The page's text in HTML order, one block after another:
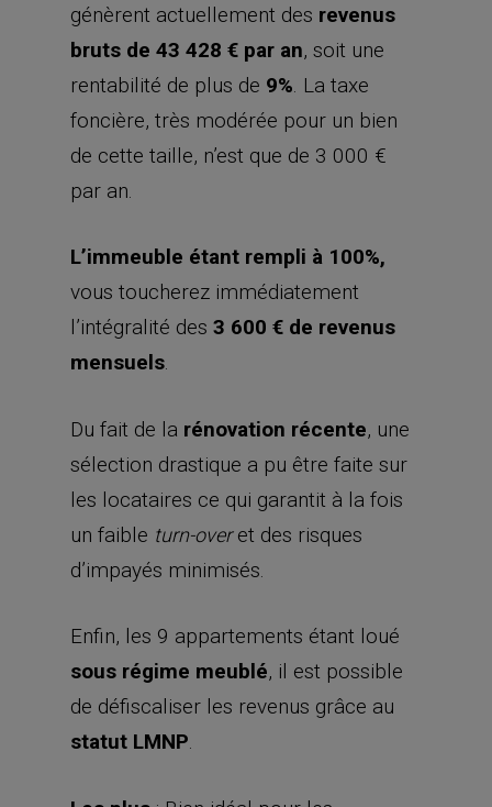
génèrent actuellement des revenus
bruts de 43 428 € par an, soit une
rentabilité de plus de 9% . La taxe
foncière, très modérée pour un bien
de cette taille, n’est que de 3 000 €
par an.
L’immeuble étant rempli à 100%,
vous toucherez immédiatement
l’intégralité des 3 600 € de revenus
mensuels.
Du fait de la rénovation récente, une
sélection drastique a pu être faite sur
les locataires ce qui garantit à la fois
un faible turn-overet des risques
d’impayés minimisés.
Enfin, les 9 appartements étant loué
sous régime meublé, il est possible
de défiscaliser les revenus grâce au
statut LMNP.